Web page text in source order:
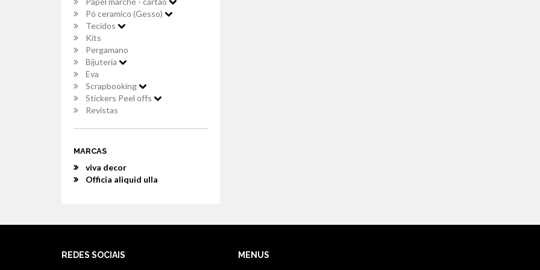
Pó ceramico (Gesso)
Tecidos
Kits
Pergamano
Bijuteria
Eva
Scrapbooking
Stickers Peel offs
Revistas
MARCAS
viva decor
Officia aliquid ulla
REDES SOCIAIS MENUS